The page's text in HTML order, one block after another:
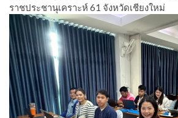
ราชประชานุเคราะห์ 61 จังหวัดเชียงใหม่